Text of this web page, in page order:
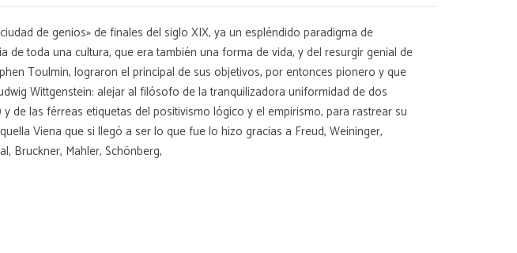
de genios» de finales del siglo XIX, ya un espléndido paradigma de
de toda una cultura, que era también una forma de vida, y del resurgir genial de
Toulmin, lograron el principal de sus objetivos, por entonces pionero y que
Wittgenstein: alejar al filósofo de la tranquilizadora uniformidad de dos
de las férreas etiquetas del positivismo lógico y el empirismo, para rastrear su
Viena que si llegó a ser lo que fue lo hizo gracias a Freud, Weininger,
Bruckner, Mahler, Schönberg,